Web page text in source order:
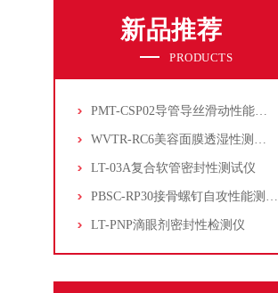
新品推荐
PRODUCTS
PMT-CSP02导管导丝滑动性能测试仪
WVTR-RC6美容面膜透湿性测试仪
LT-03A复合软管密封性测试仪
PBSC-RP30接骨螺钉自攻性能测试‌仪
LT-PNP滴眼剂密封性检测仪